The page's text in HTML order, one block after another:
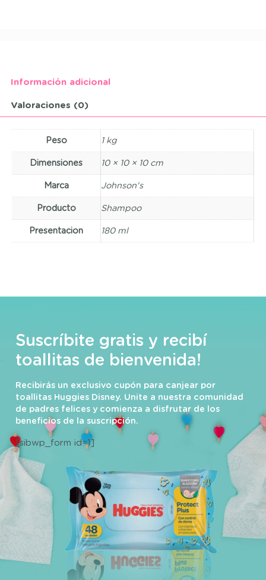
Información adicional
Valoraciones (0)
Peso 1 kg
Dimensiones 10 × 10 × 10 cm
Marca Johnson's
Producto Shampoo
Presentacion 180 ml
Suscríbite gratis y recibí
toallitas de bienvenida!
Recibirás un exclusivo cupón para canjear por
toallitas Huggies Disney. Unite a nuestra comunidad
de padres felices y comienza a disfrutar de los
beneficios de la suscripción.
[sibwp_form id=1]